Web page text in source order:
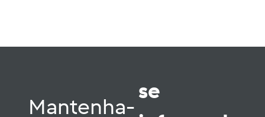
Mantenha-
se